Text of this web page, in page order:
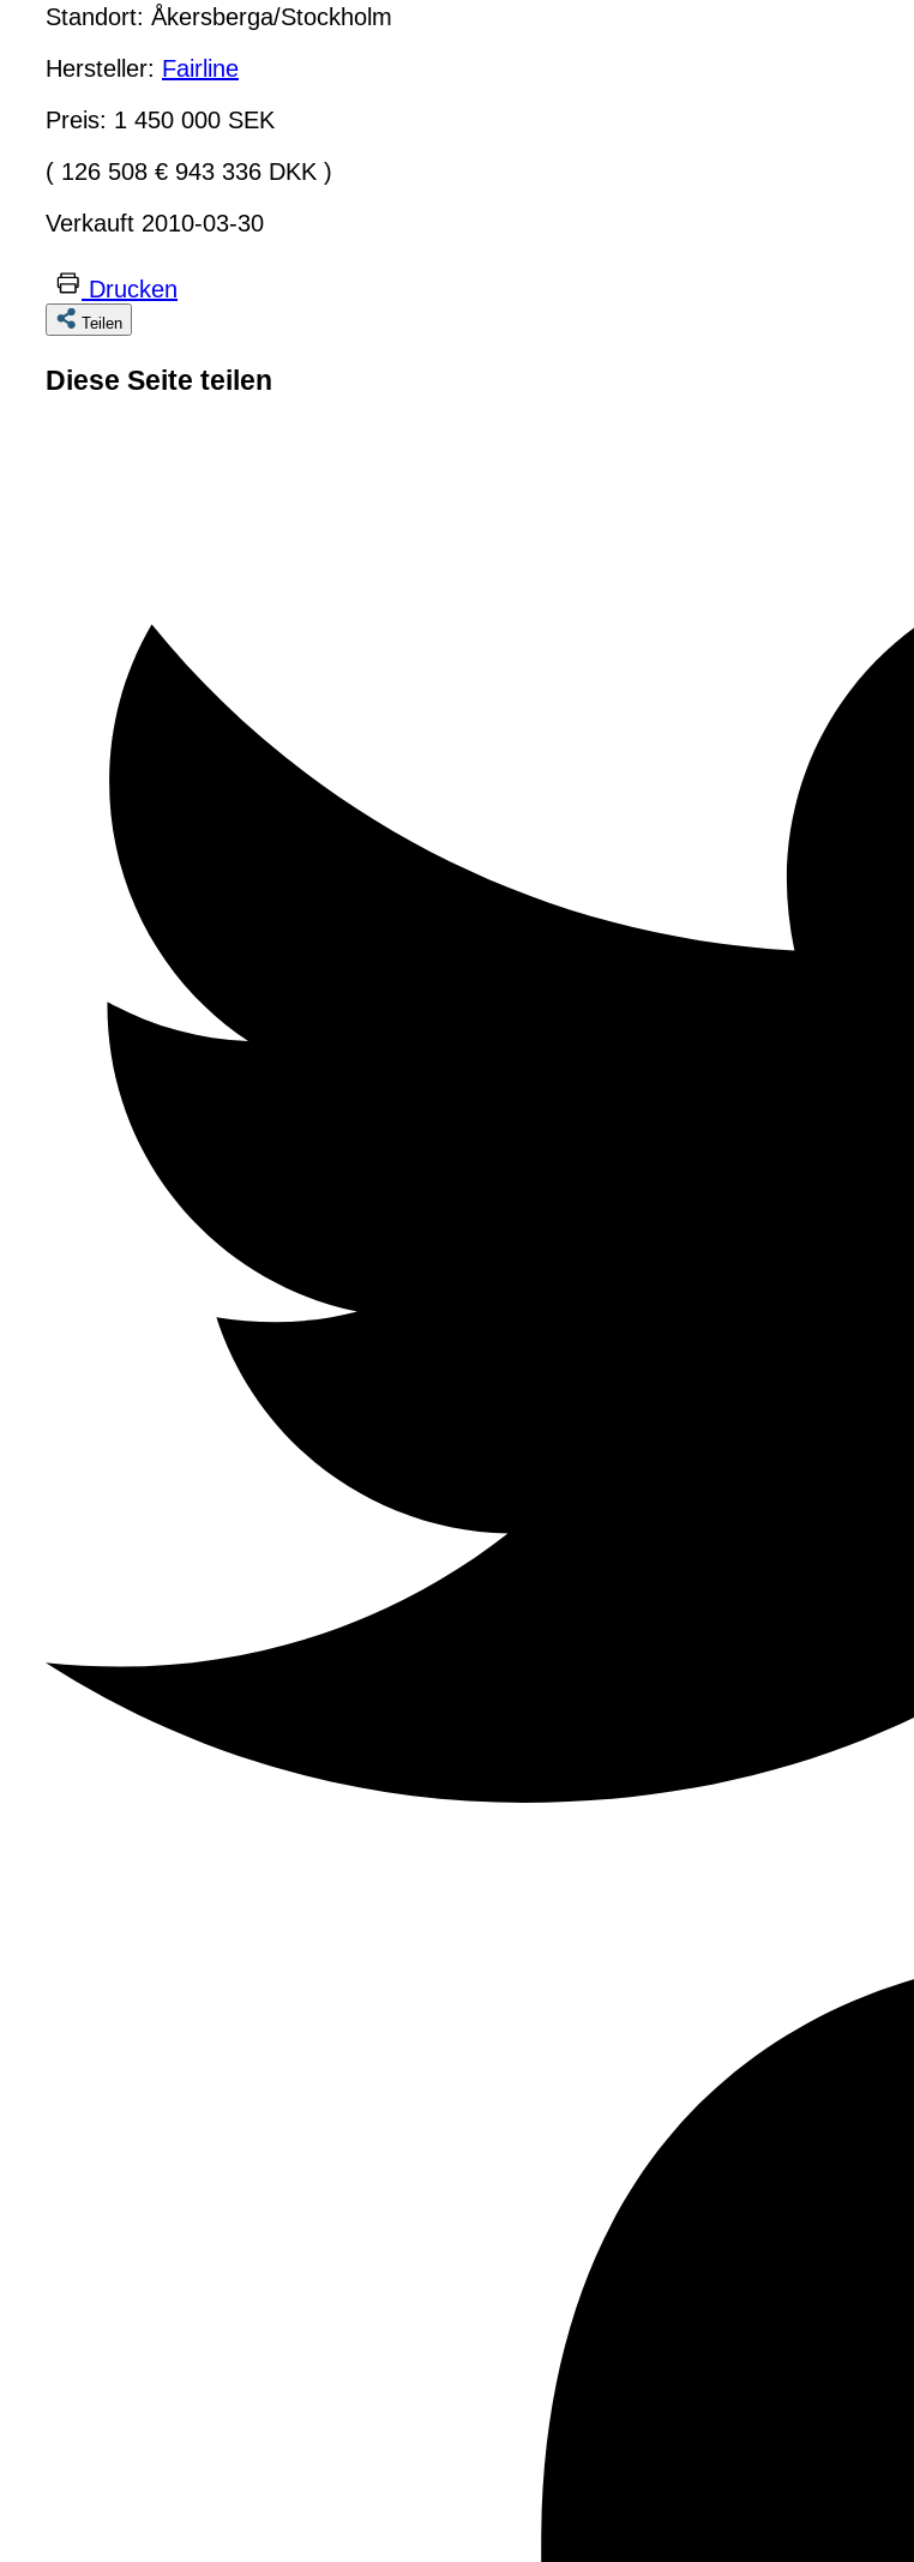
Standort: Åkersberga/Stockholm
Hersteller: Fairline
Preis: 1 450 000 SEK
( 126 508 € 943 336 DKK )
Verkauft 2010-03-30
Drucken
Teilen
Diese Seite teilen